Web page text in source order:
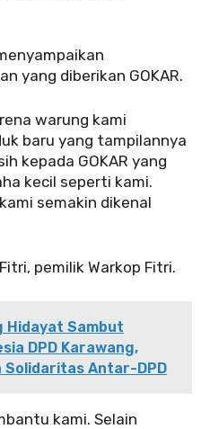
yang diberikan GOKAR.
warung kami
baru yang tampilannya
kepada GOKAR yang
kecil seperti kami.
semakin dikenal
pemilik Warkop Fitri.
Hidayat Sambut
DPD Karawang,
Solidaritas Antar-DPD
kami. Selain